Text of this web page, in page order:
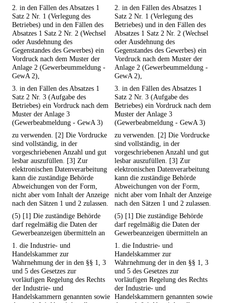
2. in den Fällen des Absatzes 1
Satz 2 Nr. 1 (Verlegung des
Betriebes) und in den Fällen des
Absatzes 1 Satz 2 Nr. 2 (Wechsel
oder Ausdehnung des
Gegenstandes des Gewerbes) ein
Vordruck nach dem Muster der
Anlage 2 (Gewerbeummeldung -
GewA 2),
2. in den Fällen des Absatzes 1
Satz 2 Nr. 1 (Verlegung des
Betriebes) und in den Fällen des
Absatzes 1 Satz 2 Nr. 2 (Wechsel
oder Ausdehnung des
Gegenstandes des Gewerbes) ein
Vordruck nach dem Muster der
Anlage 2 (Gewerbeummeldung -
GewA 2),
3. in den Fällen des Absatzes 1
Satz 2 Nr. 3 (Aufgabe des
Betriebes) ein Vordruck nach dem
Muster der Anlage 3
(Gewerbeabmeldung - GewA 3)
3. in den Fällen des Absatzes 1
Satz 2 Nr. 3 (Aufgabe des
Betriebes) ein Vordruck nach dem
Muster der Anlage 3
(Gewerbeabmeldung - GewA 3)
zu verwenden. [2] Die Vordrucke
sind vollständig, in der
vorgeschriebenen Anzahl und gut
lesbar auszufüllen. [3] Zur
elektronischen Datenverarbeitung
kann die zuständige Behörde
Abweichungen von der Form,
nicht aber vom Inhalt der Anzeige
nach den Sätzen 1 und 2 zulassen.
zu verwenden. [2] Die Vordrucke
sind vollständig, in der
vorgeschriebenen Anzahl und gut
lesbar auszufüllen. [3] Zur
elektronischen Datenverarbeitung
kann die zuständige Behörde
Abweichungen von der Form,
nicht aber vom Inhalt der Anzeige
nach den Sätzen 1 und 2 zulassen.
(5) [1] Die zuständige Behörde
darf regelmäßig die Daten der
Gewerbeanzeigen übermitteln an
(5) [1] Die zuständige Behörde
darf regelmäßig die Daten der
Gewerbeanzeigen übermitteln an
1. die Industrie- und
Handelskammer zur
Wahrnehmung der in den §§ 1, 3
und 5 des Gesetzes zur
vorläufigen Regelung des Rechts
der Industrie- und
Handelskammern genannten sowie
1. die Industrie- und
Handelskammer zur
Wahrnehmung der in den §§ 1, 3
und 5 des Gesetzes zur
vorläufigen Regelung des Rechts
der Industrie- und
Handelskammern genannten sowie